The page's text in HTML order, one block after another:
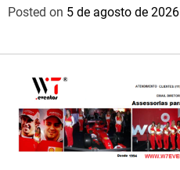
Posted on 5 de agosto de 2026